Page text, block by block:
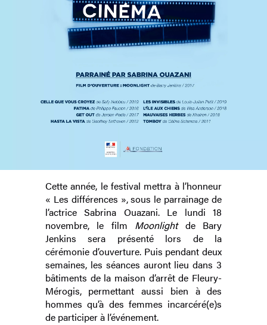
Cette année, le festival mettra à l’honneur
« Les différences », sous le parrainage de
l’actrice Sabrina Ouazani. Le lundi 18
novembre, le film Moonlightde Bary
Jenkins sera présenté lors de la
cérémonie d’ouverture. Puis pendant deux
semaines, les séances auront lieu dans 3
bâtiments de la maison d’arrêt de Fleury-
Mérogis, permettant aussi bien à des
hommes qu’à des femmes incarcéré(e)s
de participer à l’événement.